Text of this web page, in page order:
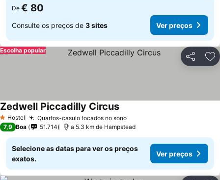
De € 80
Consulte os preços de 3 sites Ver preços
Partilhar
Escolha popular
1 Estrelas
Hostel Quartos-casulo focados no sono
Zedwell Piccadilly Circus
7,9 Boa 51.714 a 5.3 km de Hampstead
Selecione as datas para ver os preços
exatos.
Ver preços